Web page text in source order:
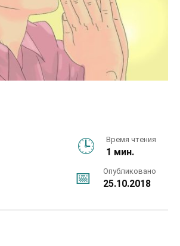
Время чтения
1 мин.
Опубликовано
25.10.2018